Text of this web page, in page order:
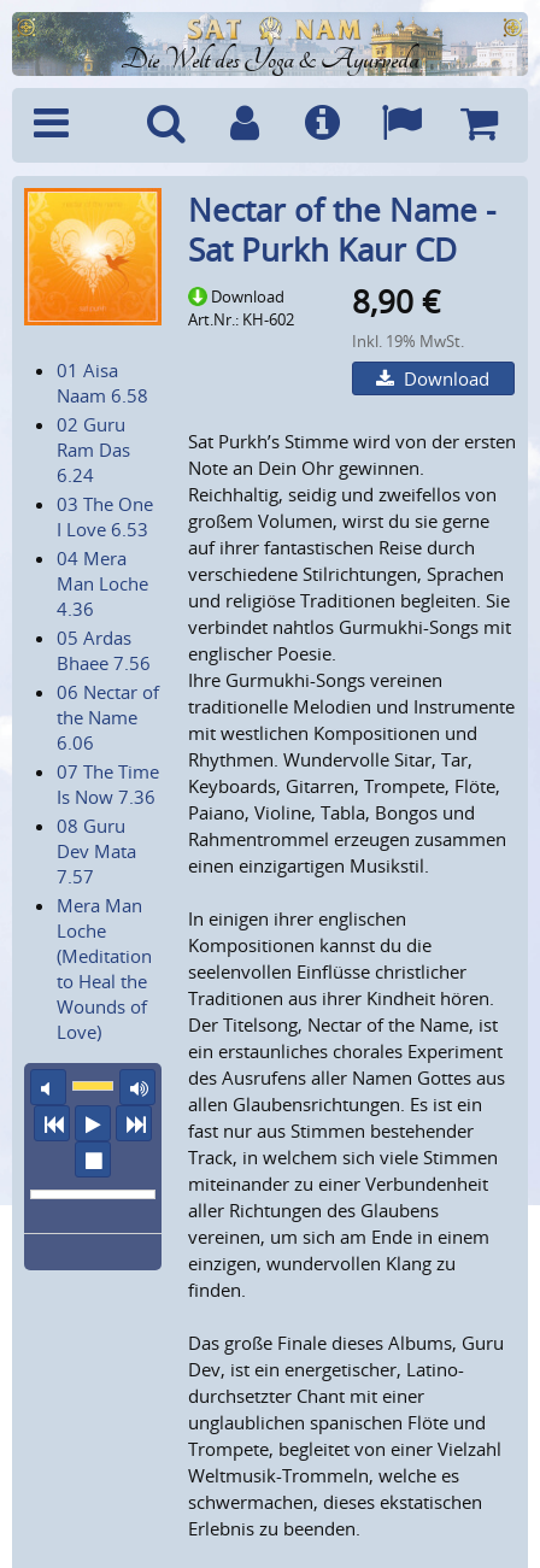
Die Welt des Yoga & Ayurveda
Menü SucheBenutzerkonto
Info Sprachen
01 Aisa
Naam 6.58
02 Guru
Ram Das
6.24
03 The One
I Love 6.53
04 Mera
Man Loche
4.36
05 Ardas
Bhaee 7.56
06 Nectar of
the Name
6.06
07 The Time
Is Now 7.36
08 Guru
Dev Mata
7.57
Mera Man
Loche
(Meditation
to Heal the
Wounds of
Love)
Ton aus
maximale Laustärke
vorheriger Titel
Abspielennächster Titel
Wiedergabe stoppen
Nectar of the Name -
Sat Purkh Kaur CD
Download
Art.Nr.: KH-602
8,90 €
Inkl. 19% MwSt.
Download
Sat Purkh’s Stimme wird von der ersten
Note an Dein Ohr gewinnen.
Reichhaltig, seidig und zweifellos von
großem Volumen, wirst du sie gerne
auf ihrer fantastischen Reise durch
verschiedene Stilrichtungen, Sprachen
und religiöse Traditionen begleiten. Sie
verbindet nahtlos Gurmukhi-Songs mit
englischer Poesie.
Ihre Gurmukhi-Songs vereinen
traditionelle Melodien und Instrumente
mit westlichen Kompositionen und
Rhythmen. Wundervolle Sitar, Tar,
Keyboards, Gitarren, Trompete, Flöte,
Paiano, Violine, Tabla, Bongos und
Rahmentrommel erzeugen zusammen
einen einzigartigen Musikstil.
In einigen ihrer englischen
Kompositionen kannst du die
seelenvollen Einflüsse christlicher
Traditionen aus ihrer Kindheit hören.
Der Titelsong, Nectar of the Name, ist
ein erstaunliches chorales Experiment
des Ausrufens aller Namen Gottes aus
allen Glaubensrichtungen. Es ist ein
fast nur aus Stimmen bestehender
Track, in welchem sich viele Stimmen
miteinander zu einer Verbundenheit
aller Richtungen des Glaubens
vereinen, um sich am Ende in einem
einzigen, wundervollen Klang zu
finden.
Das große Finale dieses Albums, Guru
Dev, ist ein energetischer, Latino-
durchsetzter Chant mit einer
unglaublichen spanischen Flöte und
Trompete, begleitet von einer Vielzahl
Weltmusik-Trommeln, welche es
schwermachen, dieses ekstatischen
Erlebnis zu beenden.